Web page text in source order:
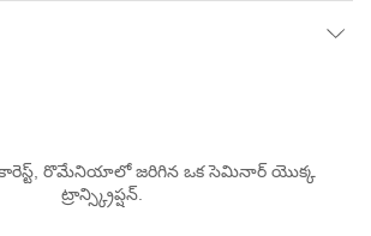
రొమేనియాలో జరిగిన ఒక సెమినార్ యొక్క
ట్రాన్స్క్రిప్షన్.